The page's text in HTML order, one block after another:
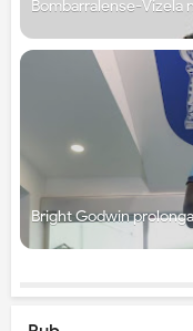
Bombarralense-Vizela
Bright Godwin